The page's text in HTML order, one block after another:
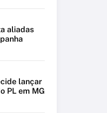
aliadas
lançar
PL em MG